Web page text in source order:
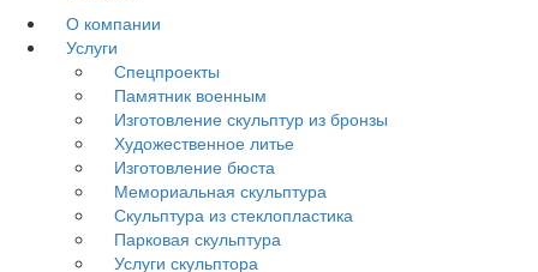
О компании
Услуги
Спецпроекты
Памятник военным
Изготовление скульптур из бронзы
Художественное литье
Изготовление бюста
Мемориальная скульптура
Скульптура из стеклопластика
Парковая скульптура
Услуги скульптора